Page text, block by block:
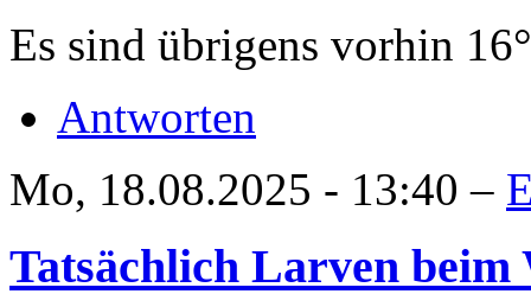
Es sind übrigens vorhin
Antworten
Mo, 18.08.2025 - 13:40 –
Tatsächlich Larven beim